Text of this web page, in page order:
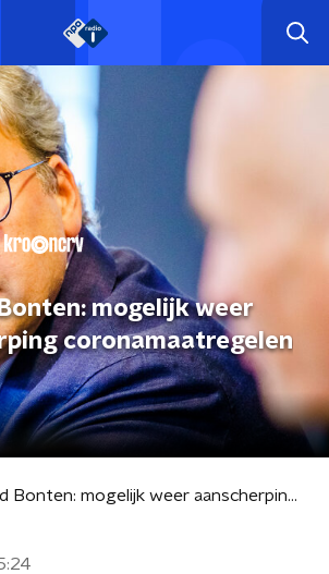
mogelijk weer
coronamaatregelen
OMT-lid Bonten: mogelijk weer aanscherping coronamaatregelen in najaar